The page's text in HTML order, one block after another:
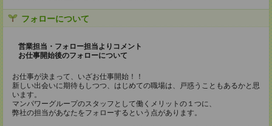
フォローについて
営業担当・フォロー担当よりコメント
お仕事開始後のフォローについて
お仕事が決まって、いざお仕事開始！！
新しい出会いに期待もしつつ、はじめての職場は、戸惑うこともあるかと思
います。
マンパワーグループのスタッフとして働くメリットの１つに、
弊社の担当があなたをフォローするという点があります。